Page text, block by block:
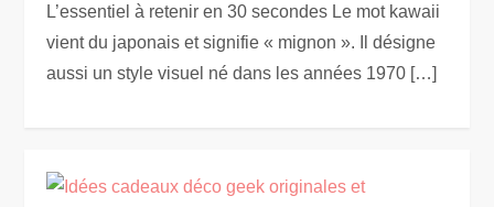
L’essentiel à retenir en 30 secondes Le mot kawaii
vient du japonais et signifie « mignon ». Il désigne
aussi un style visuel né dans les années 1970 […]